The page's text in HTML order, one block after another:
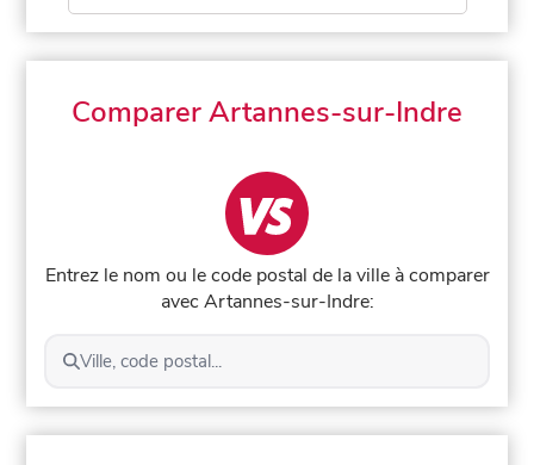
Comparer Artannes-sur-Indre
Entrez le nom ou le code postal de la ville à comparer
avec Artannes-sur-Indre:
Ville, code postal...